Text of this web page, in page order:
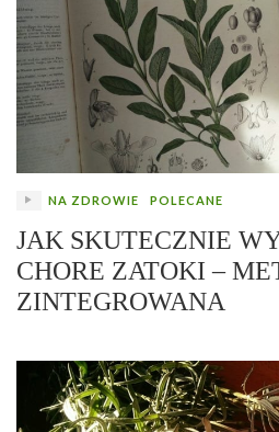
NA ZDROWIE POLECANE
JAK SKUTECZNIE
CHORE ZATOKI –
ZINTEGROWANA